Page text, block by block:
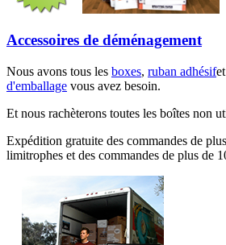
Accessoires de déménagement
Nous avons tous les boxes, ruban adhésifet
d'emballage vous avez besoin.
Et nous rachèterons toutes les boîtes non
Expédition gratuite des commandes de
limitrophes et des commandes de plus de